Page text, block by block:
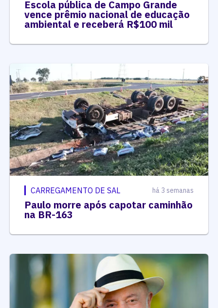
Escola pública de Campo Grande
vence prêmio nacional de educação
ambiental e receberá R$100 mil
CARREGAMENTO DE SAL há 3 semanas
Paulo morre após capotar caminhão
na BR-163